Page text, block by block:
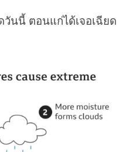
วันนี้ ตอนแก่ได้เจอเฉียด